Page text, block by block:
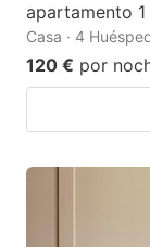
apartamento 1
Casa · 4
120 € por